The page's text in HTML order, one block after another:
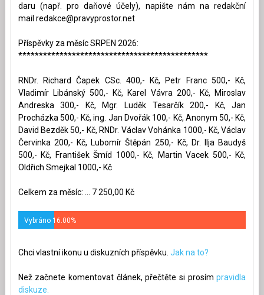
daru (např. pro daňové účely), napište nám na redakční
mail redakce@pravyprostor.net
Příspěvky za měsíc SRPEN 2026:
**********************************************
RNDr. Richard Čapek CSc. 400,- Kč, Petr Franc 500,- Kč,
Vladimír Libánský 500,- Kč, Karel Vávra 200,- Kč, Miroslav
Andreska 300,- Kč, Mgr. Luděk Tesarčík 200,- Kč, Jan
Procházka 500,- Kč, ing. Jan Dvořák 100,- Kč, Anonym 50,- Kč,
David Bezděk 50,- Kč, RNDr. Václav Vohánka 1000,- Kč, Václav
Červinka 200,- Kč, Lubomír Štěpán 250,- Kč, Dr. Ilja Baudyš
500,- Kč, František Šmíd 1000,- Kč, Martin Vacek 500,- Kč,
Oldřich Smejkal 1000,- Kč
Celkem za měsíc: ... 7 250,00 Kč
Vybráno 16.00%
Chci vlastní ikonu u diskuzních příspěvku. Jak na to?
Než začnete komentovat článek, přečtěte si prosímpravidla
diskuze.